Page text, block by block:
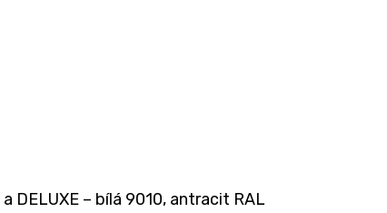
DELUXE – bílá 9010, antracit RAL